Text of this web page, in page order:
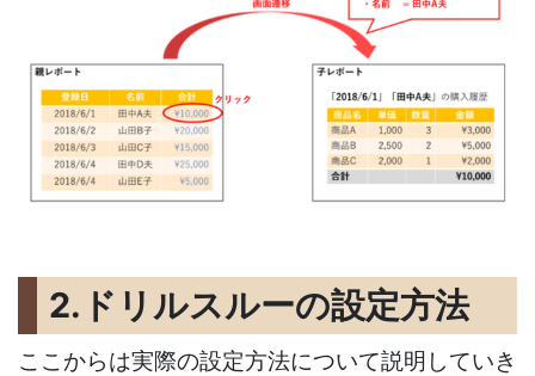
2.ドリルスルーの設定方法
ここからは実際の設定方法について説明していき